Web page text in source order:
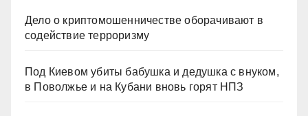
Дело о криптомошенничестве оборачивают в
содействие терроризму
Под Киевом убиты бабушка и дедушка с внуком,
в Поволжье и на Кубани вновь горят НПЗ